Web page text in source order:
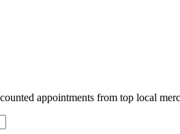
appointments from top local